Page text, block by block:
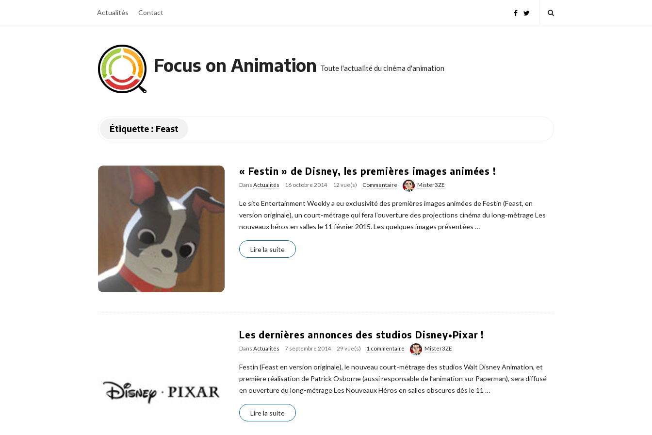
Actualités Contact
Focus on Animation Toute l'actualité du cinéma d'animation
Étiquette : Feast
« Festin » de Disney, les premières images animées !
Dans Actualités 16 octobre 2014 12 vue(s) Commentaire Mister3ZE
Le site Entertainment Weekly a eu exclusivité des premières images animées de Festin (Feast, en
version originale), un court-métrage qui fera l’ouverture des projections cinéma du long-métrage Les
nouveaux héros en salles le 11 février 2015. Les quelques images présentées …
Lire la suite
Les dernières annonces des studios Disney•Pixar !
Dans Actualités 7 septembre 2014 29 vue(s) 1 commentaire Mister3ZE
Festin (Feast en version originale), le nouveau court-métrage des studios Walt Disney Animation, et
première réalisation de Patrick Osborne (aussi responsable de l’animation sur Paperman), sera diffusé
en ouverture du long-métrage Les Nouveaux Héros en salles obscures dès le 11 …
Lire la suite